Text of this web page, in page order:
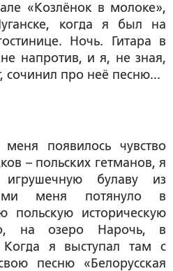
«Козлёнок в молоке»,
когда я был на
Ночь. Гитара в
напротив, и я, не зная,
сочинил про неё песню...
появилось чувство
– польских гетманов, я
булаву из
меня потянуло в
польскую историческую
на озеро Нарочь, в
Когда я выступал там с
песню «Белорусская